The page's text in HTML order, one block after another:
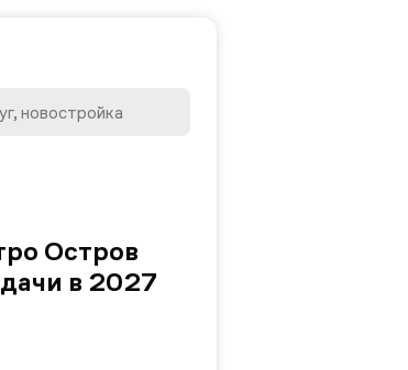
Остров
в 2027